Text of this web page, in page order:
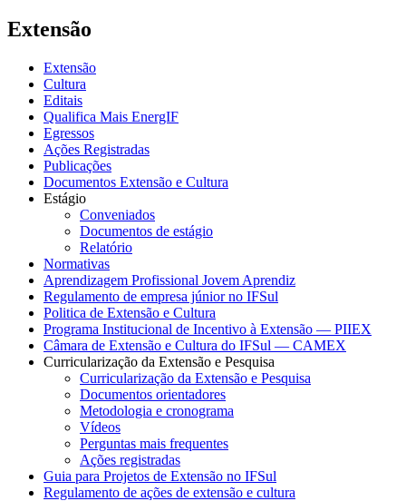
Extensão
Extensão
Cultura
Editais
Qualifica Mais EnergIF
Egressos
Ações Registradas
Publicações
Documentos Extensão e Cultura
Estágio
Conveniados
Documentos de estágio
Relatório
Normativas
Aprendizagem Profissional Jovem Aprendiz
Regulamento de empresa júnior no IFSul
Politica de Extensão e Cultura
Programa Institucional de Incentivo à Extensão — PIIEX
Câmara de Extensão e Cultura do IFSul — CAMEX
Curricularização da Extensão e Pesquisa
Curricularização da Extensão e Pesquisa
Documentos orientadores
Metodologia e cronograma
Vídeos
Perguntas mais frequentes
Ações registradas
Guia para Projetos de Extensão no IFSul
Regulamento de ações de extensão e cultura